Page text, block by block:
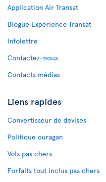
Application Air Transat
Blogue Expérience Transat
Infolettre
Contactez-nous
Contacts médias
Liens rapides
Convertisseur de devises
Politique ouragan
Vols pas chers
Forfaits tout inclus pas chers